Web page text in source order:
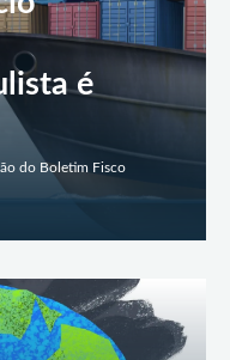
é
do Boletim Fisco